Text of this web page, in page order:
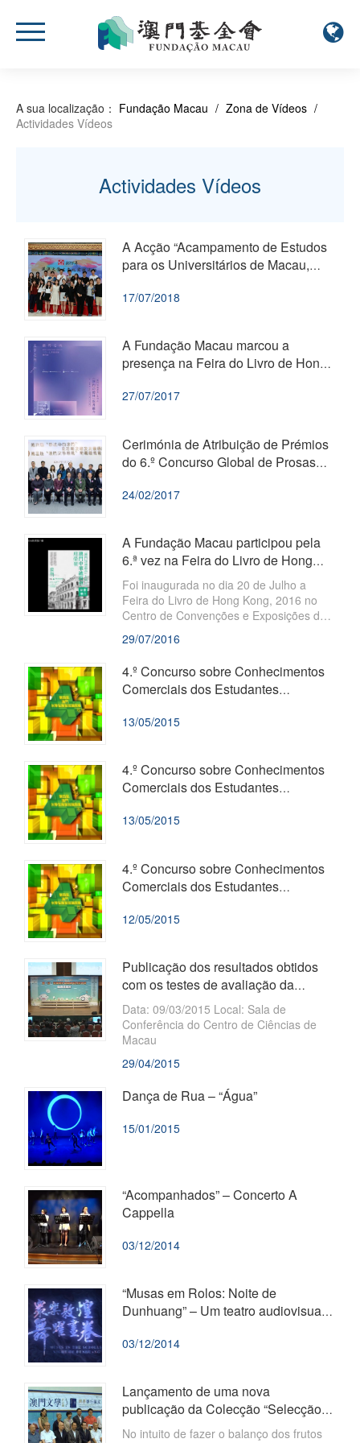
A sua localização： Fundação Macau / Zona de Vídeos /
Actividades Vídeos
Actividades Vídeos
A Acção “Acampamento de Estudos
para os Universitários de Macau,
17/07/2018
A Fundação Macau marcou a
presença na Feira do Livro de Hong
Ieong ...
27/07/2017
Cerimónia de Atribuição de Prémios
do 6.º Concurso Global de Prosas
24/02/2017
A Fundação Macau participou pela
6.ª vez na Feira do Livro de Hong
Kong e o Dr. Ieng Weng Fat aprese...
​Foi inaugurada no dia 20 de Julho a
Feira do Livro de Hong Kong, 2016 no
Centro de Convenções e Exposições de
Hong Kong, que estará aberta durante 7
dias. A Fundação Macau (FM) voltou a
montar o stand na Feira e apresentar
cerca de mil publicações, em conjunto
Plaza Cultural de Macau.
29/07/2016
4.º Concurso sobre Conhecimentos
Comerciais dos Estudantes
13/05/2015
4.º Concurso sobre Conhecimentos
Comerciais dos Estudantes
13/05/2015
4.º Concurso sobre Conhecimentos
Comerciais dos Estudantes
12/05/2015
Publicação dos resultados obtidos
com os testes de avaliação da
capacidade auditiva e linguística a ...
​Data: 09/03/2015 Local: Sala de
Conferência do Centro de Ciências de
Macau
29/04/2015
Dança de Rua – “Água”
15/01/2015
“Acompanhados” – Concerto A
Cappella
03/12/2014
“Musas em Rolos: Noite de
Dunhuang” – Um teatro audiovisual e
03/12/2014
Lançamento de uma nova
publicação da Colecção “Selecção
de Obras Literárias de Macau de
​No intuito de fazer o balanço dos frutos